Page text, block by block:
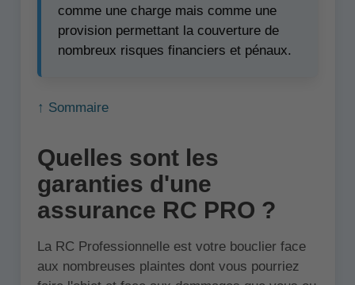
comme une charge mais comme une
provision permettant la couverture de
nombreux risques financiers et pénaux.
↑ Sommaire
Quelles sont les
garanties d'une
assurance RC PRO ?
La RC Professionnelle est votre bouclier face
aux nombreuses plaintes dont vous pourriez